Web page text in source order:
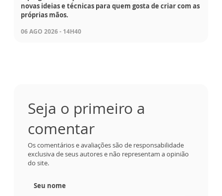
novas ideias e técnicas para quem gosta de criar com as
próprias mãos.
06 AGO 2026 - 14H40
Seja o primeiro a
comentar
Os comentários e avaliações são de responsabilidade
exclusiva de seus autores e não representam a opinião
do site.
Seu nome